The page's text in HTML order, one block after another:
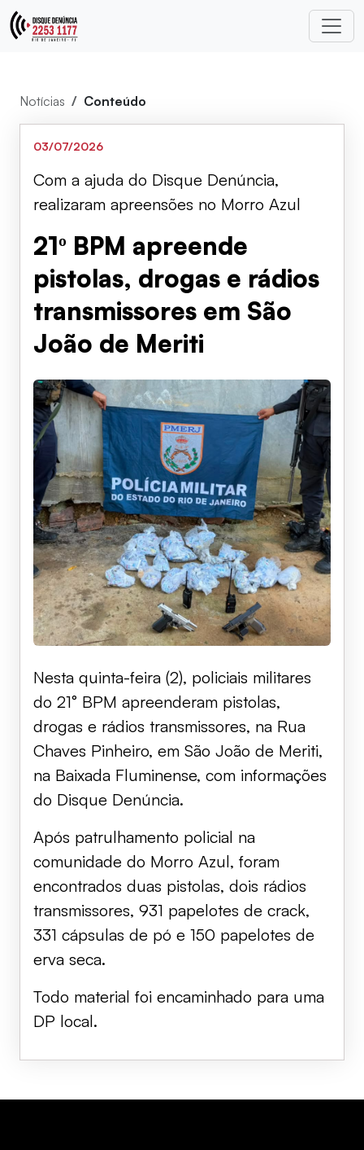
Notícias Conteúdo
03/07/2026
Com a ajuda do Disque Denúncia,
realizaram apreensões no Morro Azul
21º BPM apreende
pistolas, drogas e rádios
transmissores em São
João de Meriti
Nesta quinta-feira (2), policiais militares
do 21° BPM apreenderam pistolas,
drogas e rádios transmissores, na Rua
Chaves Pinheiro, em São João de Meriti,
na Baixada Fluminense, com informações
do Disque Denúncia.
Após patrulhamento policial na
comunidade do Morro Azul, foram
encontrados duas pistolas, dois rádios
transmissores, 931 papelotes de crack,
331 cápsulas de pó e 150 papelotes de
erva seca.
Todo material foi encaminhado para uma
DP local.